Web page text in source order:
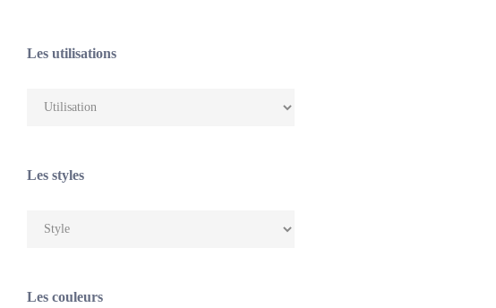
Les utilisations
Les styles
Les couleurs